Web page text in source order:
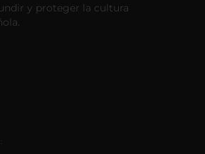
y proteger la cultura